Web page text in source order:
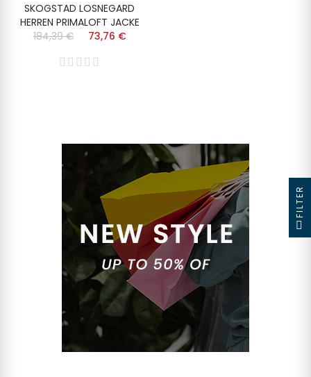
SKOGSTAD LOSNEGARD
HERREN PRIMALOFT JACKE
184,39 €
73,76 €
FILTER